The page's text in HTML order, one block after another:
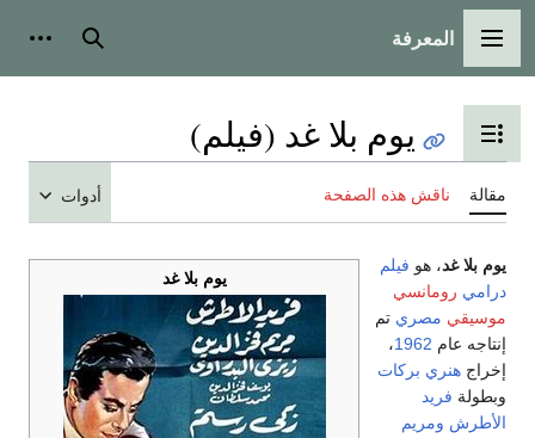
القائمة الرئيسية
المعرفة بحث
تبديل عرض جدول المحتويات
يوم بلا غد (فيلم)
مقالة ناقش هذه الصفحة أدوات
يوم بلا غد
يوم بلا غد، هو فيلم
درامي رومانسي
موسيقي مصري تم
إنتاجه عام 1962،
إخراج هنري بركات
وبطولة فريد
الأطرش ومريم